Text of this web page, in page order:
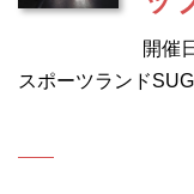
開催
スポーツランド